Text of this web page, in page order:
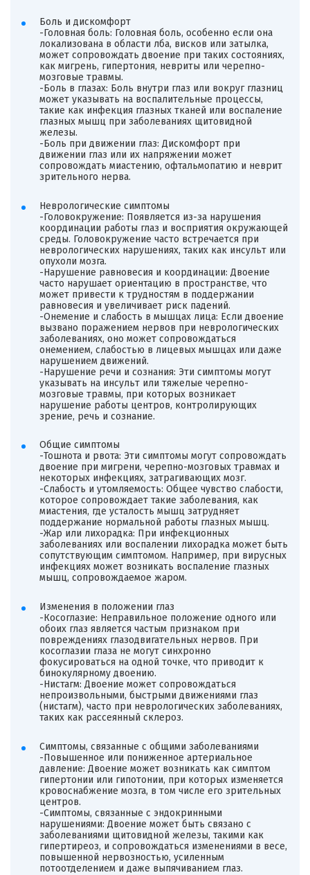
Боль и дискомфорт
-Головная боль: Головная боль, особенно если она
локализована в области лба, висков или затылка,
может сопровождать двоение при таких состояниях,
как мигрень, гипертония, невриты или черепно-
мозговые травмы.
-Боль в глазах: Боль внутри глаз или вокруг глазниц
может указывать на воспалительные процессы,
такие как инфекция глазных тканей или воспаление
глазных мышц при заболеваниях щитовидной
железы.
-Боль при движении глаз: Дискомфорт при
движении глаз или их напряжении может
сопровождать миастению, офтальмопатию и неврит
зрительного нерва.
Неврологические симптомы
-Головокружение: Появляется из-за нарушения
координации работы глаз и восприятия окружающей
среды. Головокружение часто встречается при
неврологических нарушениях, таких как инсульт или
опухоли мозга.
-Нарушение равновесия и координации: Двоение
часто нарушает ориентацию в пространстве, что
может привести к трудностям в поддержании
равновесия и увеличивает риск падений.
-Онемение и слабость в мышцах лица: Если двоение
вызвано поражением нервов при неврологических
заболеваниях, оно может сопровождаться
онемением, слабостью в лицевых мышцах или даже
нарушением движений.
-Нарушение речи и сознания: Эти симптомы могут
указывать на инсульт или тяжелые черепно-
мозговые травмы, при которых возникает
нарушение работы центров, контролирующих
зрение, речь и сознание.
Общие симптомы
-Тошнота и рвота: Эти симптомы могут сопровождать
двоение при мигрени, черепно-мозговых травмах и
некоторых инфекциях, затрагивающих мозг.
-Слабость и утомляемость: Общее чувство слабости,
которое сопровождает такие заболевания, как
миастения, где усталость мышц затрудняет
поддержание нормальной работы глазных мышц.
-Жар или лихорадка: При инфекционных
заболеваниях или воспалении лихорадка может быть
сопутствующим симптомом. Например, при вирусных
инфекциях может возникать воспаление глазных
мышц, сопровождаемое жаром.
Изменения в положении глаз
-Косоглазие: Неправильное положение одного или
обоих глаз является частым признаком при
повреждениях глазодвигательных нервов. При
косоглазии глаза не могут синхронно
фокусироваться на одной точке, что приводит к
бинокулярному двоению.
-Нистагм: Двоение может сопровождаться
непроизвольными, быстрыми движениями глаз
(нистагм), часто при неврологических заболеваниях,
таких как рассеянный склероз.
Симптомы, связанные с общими заболеваниями
-Повышенное или пониженное артериальное
давление: Двоение может возникать как симптом
гипертонии или гипотонии, при которых изменяется
кровоснабжение мозга, в том числе его зрительных
центров.
-Симптомы, связанные с эндокринными
нарушениями: Двоение может быть связано с
заболеваниями щитовидной железы, такими как
гипертиреоз, и сопровождаться изменениями в весе,
повышенной нервозностью, усиленным
потоотделением и даже выпячиванием глаз.